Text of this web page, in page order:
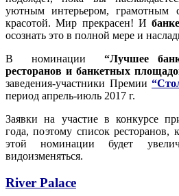
уютным интерьером, грамотным
красотой. Мир прекрасен! И
осознать это в полной мере и
В номинации “Лучшее
ресторанов и банкетных
заведения-участники Премии
период апрель-июль 2017 г.
Заявки на участие в конкурсе
года, поэтому список ресторанов,
этой номинации будет
видоизменяться.
River Palace